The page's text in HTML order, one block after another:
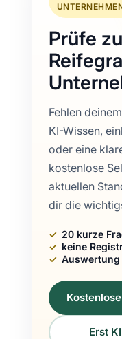
Prüfe
Fehlen
KI-Wissen,
oder eine
kostenlose
aktuellen
dir die
20 kurze
keine
Erst